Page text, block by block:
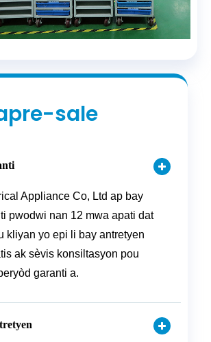
sale
Appliance Co, Ltd ap bay
pwodwi nan 12 mwa apati dat
kliyan yo epi li bay antretyen
ak sèvis konsiltasyon pou
garanti a.